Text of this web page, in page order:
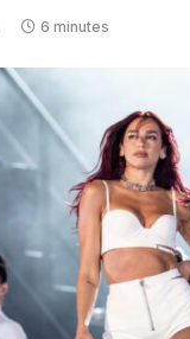
6 minutes